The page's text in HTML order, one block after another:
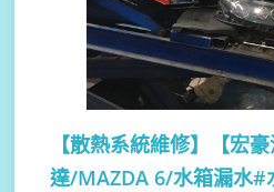
【散熱系統維修】
【宏
達/MAZDA 6/水箱漏水#